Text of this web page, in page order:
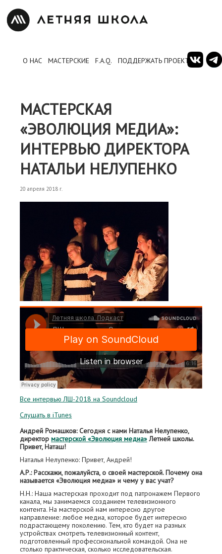
О НАС МАСТЕРСКИЕ F.A.Q. ПОДДЕРЖАТЬ ПРОЕКТ
МАСТЕРСКАЯ
«ЭВОЛЮЦИЯ МЕДИА»:
ИНТЕРВЬЮ ДИРЕКТОРА
НАТАЛЬИ НЕЛУПЕНКО
20 апреля 2018 г.
Все интервью ЛШ-2018 на Soundcloud
Слушать в iTunes
Андрей Ромашков: Сегодня с нами Наталья Нелупенко,
директор мастерской «Эволюция медиа»Летней школы.
Привет, Наташ!
Наталья Нелупенко: Привет, Андрей!
А.Р.: Расскажи, пожалуйста, о своей мастерской. Почему она
называется «Эволюция медиа» и чему у вас учат?
Н.Н.: Наша мастерская проходит под патронажем Первого
канала, мы занимаемся созданием телевизионного
контента. На мастерской нам интересно другое
направление: любое медиа, которое будет интересно
подрастающему поколению. Тем, кто будет на разных
устройствах смотреть телевизионный контент,
подготовленный профессиональной командой. Она не
столько практическая, сколько исследовательская.